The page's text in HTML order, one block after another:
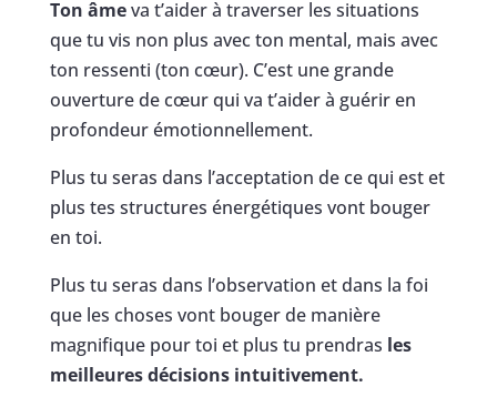
Ton âmeva t’aider à traverser les situations
que tu vis non plus avec ton mental, mais avec
ton ressenti (ton cœur). C’est une grande
ouverture de cœur qui va t’aider à guérir en
profondeur émotionnellement.
Plus tu seras dans l’acceptation de ce qui est et
plus tes structures énergétiques vont bouger
en toi.
Plus tu seras dans l’observation et dans la foi
que les choses vont bouger de manière
magnifique pour toi et plus tu prendras les
meilleures décisions intuitivement.